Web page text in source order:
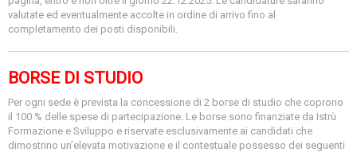
valutate ed eventualmente accolte in ordine di arrivo fino al
completamento dei posti disponibili.
BORSE DI STUDIO
Per ogni sede è prevista la concessione di 2 borse di studio che coprono
il 100 % delle spese di partecipazione. Le borse sono finanziate da Istrù
Formazione e Sviluppo e riservate esclusivamente ai candidati che
dimostrino un’elevata motivazione e il contestuale possesso dei seguenti